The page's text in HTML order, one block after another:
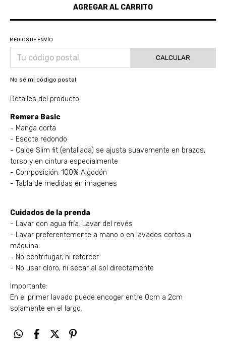
MEDIOS DE ENVÍO
CALCULAR
No sé mi código postal
Detalles del producto
Remera Basic
- Manga corta
- Escote redondo
- Calce Slim fit (entallada) se ajusta suavemente en brazos,
torso y en cintura especialmente
- Composición: 100% Algodón
- Tabla de medidas en imagenes
Cuidados de la prenda
- Lavar con agua fría. Lavar del revés
- Lavar preferentemente a mano o en lavados cortos a
máquina
- No centrifugar, ni retorcer
- No usar cloro, ni secar al sol directamente
Importante:
En el primer lavado puede encoger entre 0cm a 2cm
solamente en el largo.